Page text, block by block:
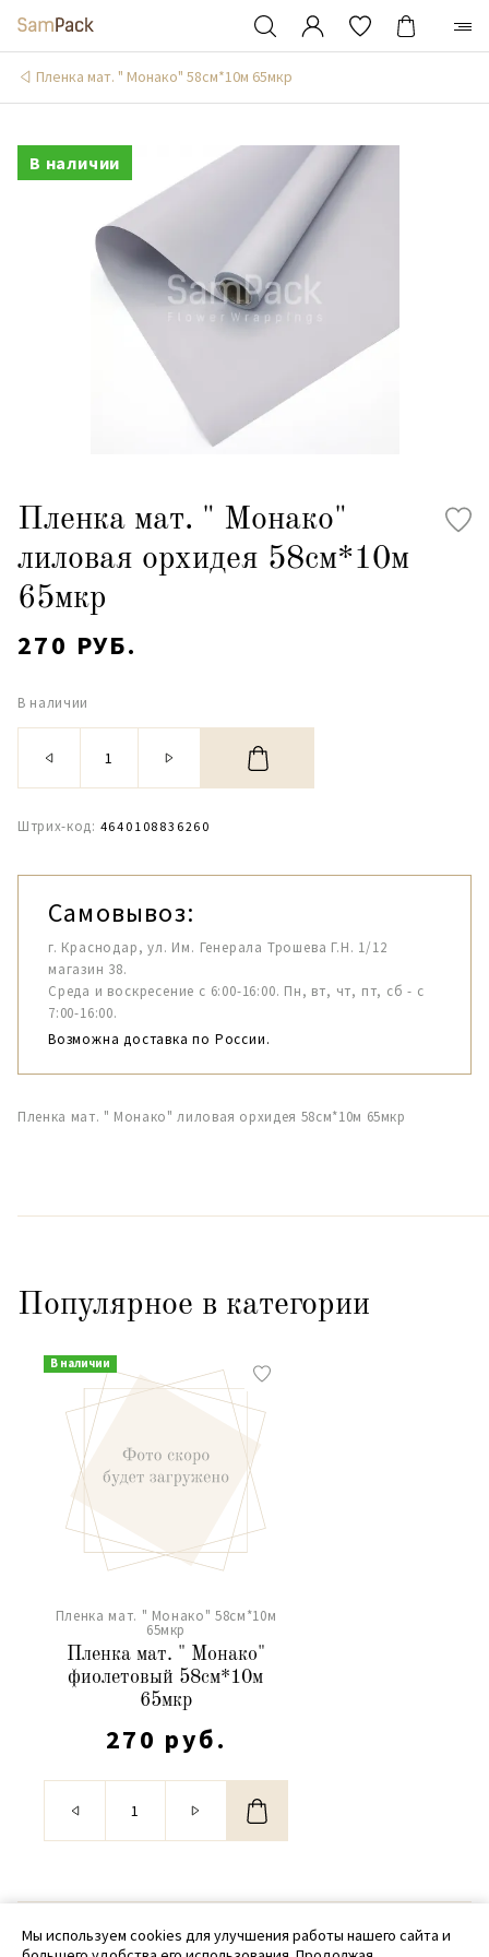
Пленка мат. " Монако" 58см*10м 65мкр
В наличии
Пленка мат. " Монако"
лиловая орхидея 58см*10м
65мкр
270 РУБ.
В наличии
Штрих-код: 4640108836260
Самовывоз:
г. Краснодар, ул. Им. Генерала Трошева Г.Н. 1/12
магазин 38.
Среда и воскресение с 6:00-16:00. Пн, вт, чт, пт, сб - с
7:00-16:00.
Возможна доставка по России.
Пленка мат. " Монако" лиловая орхидея 58см*10м 65мкр
Популярное в категории
В наличии
Пленка мат. " Монако" 58см*10м
65мкр
Пленка мат. " Монако"
фиолетовый 58см*10м
65мкр
270 руб.
© 2020 - 2026 SamPack
Мы используем cookies для улучшения работы нашего сайта и